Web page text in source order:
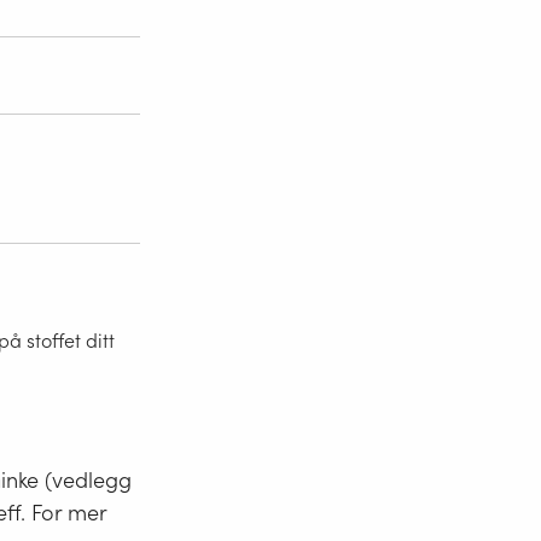
stoffet ditt
(vedlegg
For mer